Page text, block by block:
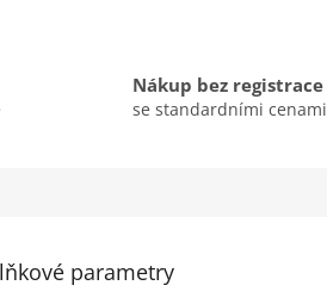
Nákup bez registrace
se standardními cenami
parametry